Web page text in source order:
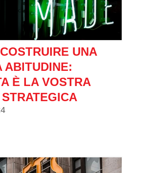
UNA
ABITUDINE:
È LA VOSTRA